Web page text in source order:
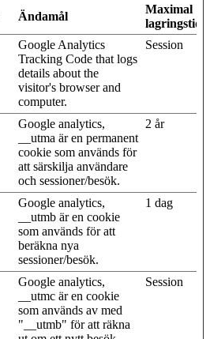
Ändamål
Maximal
lagringstid
Google Analytics
Tracking Code that logs
details about the
visitor's browser and
computer.
Session
Google analytics,
__utma är en permanent
cookie som används för
att särskilja användare
och sessioner/besök.
2 år
Google analytics,
__utmb är en cookie
som används för att
beräkna nya
sessioner/besök.
1 dag
Google analytics,
__utmc är en cookie
som används av med
"__utmb" för att räkna
Session